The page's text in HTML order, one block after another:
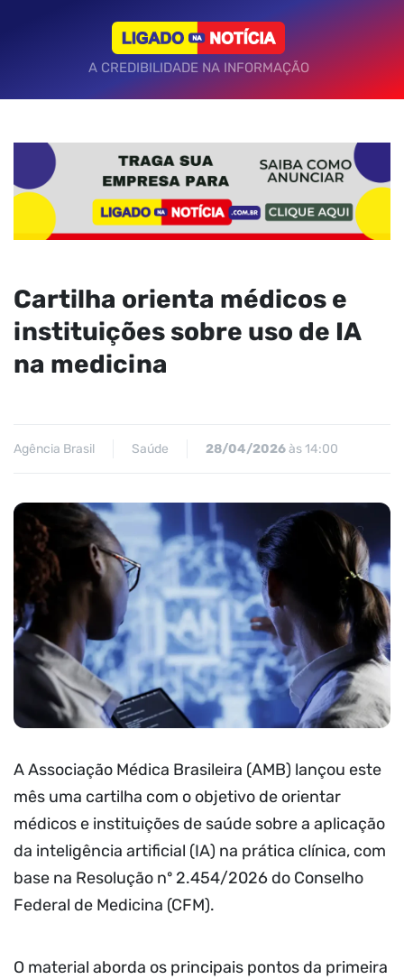
A CREDIBILIDADE NA INFORMAÇÃO
Cartilha orienta médicos e
instituições sobre uso de IA
na medicina
Agência Brasil Saúde 28/04/2026às 14:00
A Associação Médica Brasileira (AMB) lançou este
mês uma cartilha com o objetivo de orientar
médicos e instituições de saúde sobre a aplicação
da inteligência artificial (IA) na prática clínica, com
base na Resolução nº 2.454/2026 do Conselho
Federal de Medicina (CFM).
O material aborda os principais pontos da primeira